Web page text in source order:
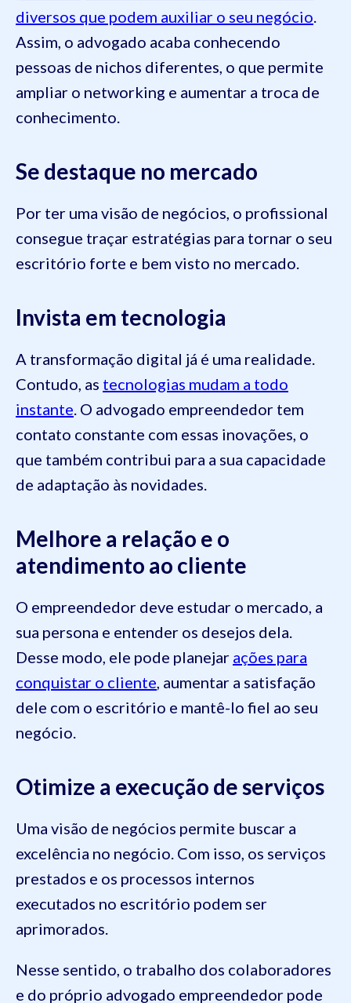
diversos que podem auxiliar o seu negócio.
Assim, o advogado acaba conhecendo
pessoas de nichos diferentes, o que permite
ampliar o networking e aumentar a troca de
conhecimento.
Se destaque no mercado
Por ter uma visão de negócios, o profissional
consegue traçar estratégias para tornar o seu
escritório forte e bem visto no mercado.
Invista em tecnologia
A transformação digital já é uma realidade.
Contudo, as tecnologias mudam a todo
instante. O advogado empreendedor tem
contato constante com essas inovações, o
que também contribui para a sua capacidade
de adaptação às novidades.
Melhore a relação e o
atendimento ao cliente
O empreendedor deve estudar o mercado, a
sua persona e entender os desejos dela.
Desse modo, ele pode planejar ações para
conquistar o cliente, aumentar a satisfação
dele com o escritório e mantê-lo fiel ao seu
negócio.
Otimize a execução de serviços
Uma visão de negócios permite buscar a
excelência no negócio. Com isso, os serviços
prestados e os processos internos
executados no escritório podem ser
aprimorados.
Nesse sentido, o trabalho dos colaboradores
e do próprio advogado empreendedor pode